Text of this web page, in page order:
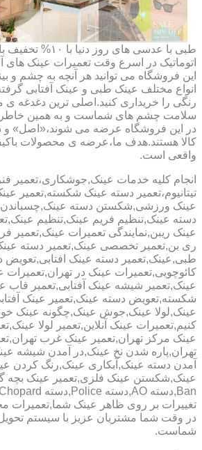
طبی با عدسی های روز
اتوماتیک در اسرع وقت تعمیرات عینک های
این فروشگاه می توانید هر آنچه به چشم و
انواع مختلف عینک طبی و عینک آفتابی
رنگی را خریداری کنید.اصلی ترین دغدغه
سلامت چشم های شماست و به همین خاطر
در این فروشگاه عرضه می شوند،«اصل» و
کالا هستند.هدف ما،عرضه ی محصولات
واقعی است.
انجام کلیه خدمات عینک,جوشکاری،تعمیر
تیتانیوم،تعمیر دسته عینک شکسته,تعمیر
عینک ورزشی,شکستن دسته عینک,چسباندن
دسته عینک,تنظیم فریم عینک,تنظیم
عینک ریبن,نمایندگی تعمیرات عینک,تعمیر
ری بن,تعمیر تخصصی عینک,تعمیر دسته
طبی,عینک,تعمیر دسته عینک افتابی,تعویض
کائوچویی,تعمیرات عینک در
عینک,تعمیر شیشه عینک آفتابی,تعمیر قاب
شکسته,تعویض دسته عینک,تعمیر عینک
عینک,لولا عینک,جوش عینک,چگونه عینک خود
کنیم,تعمیرات عینک آنلاین,تعمیر لولا
عینک مرکز تهران,تعمیر عینک غرب
تهران,پاره شدن نخ عینک,در آمدن شیشه
آمدن دسته عینک,آبکاری عینک,رنگ
تغییرات بر روی ظاهر عینک شما,تعمیرات
در وقت شما مشتریان عزیز با سیستم
شماست.